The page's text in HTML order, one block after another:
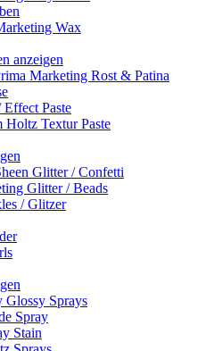
Wax
anzeigen
Marketing Rost & Patina
Paste
Holtz Textur Paste
Glitter / Confetti
Glitter / Beads
/ Glitzer
Glossy Sprays
Spray
Stain